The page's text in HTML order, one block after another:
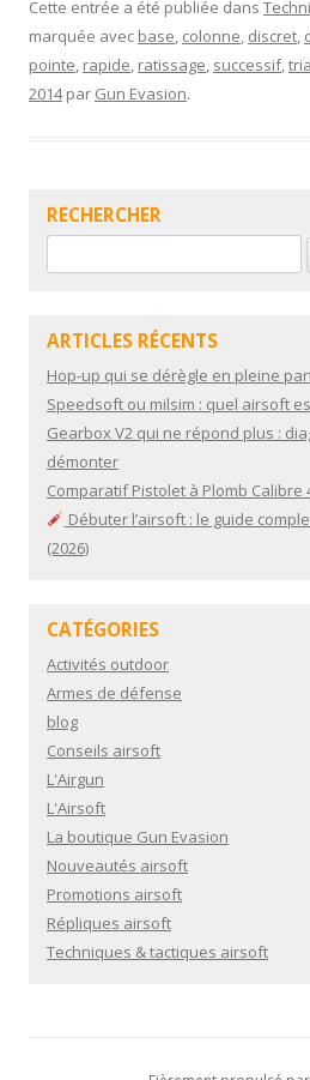
e
b
o
itt
er
ai
l
ta
g
Cette entrée a été publiée dans
marquée avec base, colonne, discret,
pointe, rapide, ratissage, successif,
2014 par Gun Evasion.
RECHERCHER
ARTICLES RÉCENTS
Hop-up qui se dérègle en pleine
Speedsoft ou milsim : quel airsoft
Gearbox V2 qui ne répond plus :
démonter
Comparatif Pistolet à Plomb Calibre
Débuter l’airsoft : le guide
(2026)
CATÉGORIES
Activités outdoor
Armes de défense
blog
Conseils airsoft
L'Airgun
L'Airsoft
La boutique Gun Evasion
Nouveautés airsoft
Promotions airsoft
Répliques airsoft
Techniques & tactiques airsoft